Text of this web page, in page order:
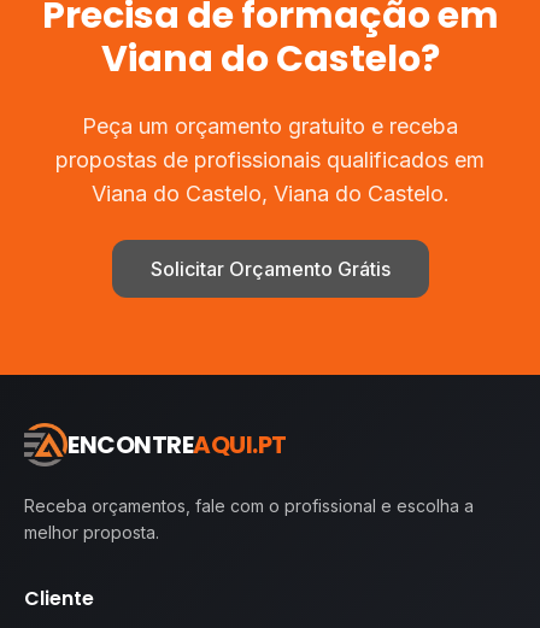
Precisa deformaçãoem
Viana do Castelo?
Peça um orçamento gratuito e receba
propostas de profissionais qualificados em
Viana do Castelo, Viana do Castelo.
Solicitar Orçamento Grátis
ENCONTREAQUI.PT
Receba orçamentos, fale com o profissional e escolha a
melhor proposta.
Cliente